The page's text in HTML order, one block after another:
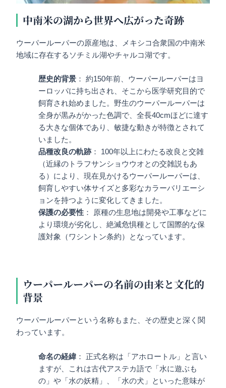
中南米の湖から世界へ広がった奇跡
ウーパールーパーの原産地は、メキシコ合衆国の中南米
地域に存在するソチミル湖やチャルコ湖です。
歴史的背景 ： 約150年前、ウーパールーパーはヨ
ーロッパに持ち出され、そこから医学研究目的で
飼育され始めました。野生のウーパールーパーは
全身が黒みがかった色調で、全長40cmほどに達す
る大きな個体であり、敏捷な動きが特徴とされて
いました。
品種改良の軌跡 ： 100年以上にわたる改良と交雑
（近縁のトラフサンショウウオとの交雑説もあ
る）により、現在見かけるウーパールーパーは、
飼育しやすい体サイズと多彩なカラーバリエーシ
ョンを持つように変化してきました。
保護の必要性 ： 原種の生息地は開発や工事などに
より環境が劣化し、絶滅危惧種として国際的な保
護対象（ワシントン条約）となっています。
ウーパールーパーの名前の由来と文化的
背景
ウーパールーパーという名称もまた、その歴史と深く関
わっています。
命名の経緯： 正式名称は「アホロートル」と言い
ますが、これは古代アステカ語で「水に遊ぶも
の」や「水の妖精」、「水の犬」といった意味が